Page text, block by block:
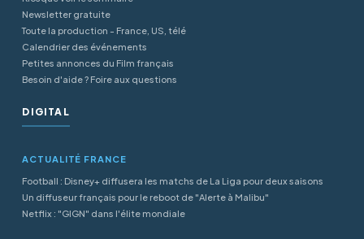
Newsletter gratuite
Toute la production - France, US, télé
Calendrier des événements
Petites annonces du Film français
Besoin d'aide ? Foire aux questions
DIGITAL
ACTUALITÉ FRANCE
Football : Disney+ diffusera les matchs de La Liga pour deux saisons
Un diffuseur français pour le reboot de "Alerte à Malibu"
Netflix : "GIGN" dans l'élite mondiale